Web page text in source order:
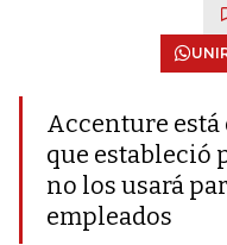
Accenture
que estableció
no los usará
empleados